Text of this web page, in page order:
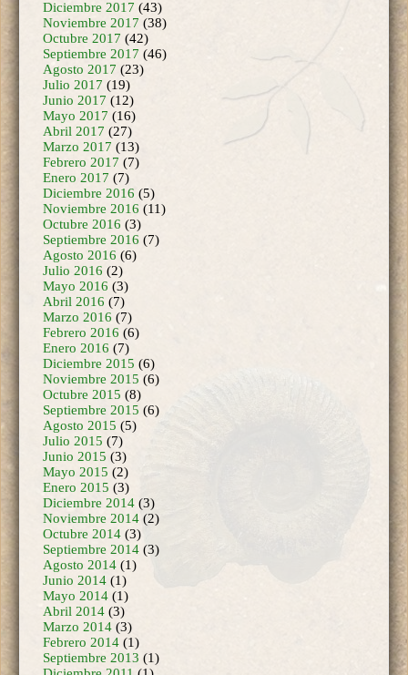
Agosto 2017(23)
Julio 2017(19)
Junio 2017(12)
Mayo 2017 (16)
Abril 2017(27)
Marzo 2017(13)
Febrero 2017 (7)
Enero 2017 (7)
Diciembre 2016
Noviembre 2016
Octubre 2016(3)
Septiembre 2016
Agosto 2016(6)
Julio 2016(2)
Mayo 2016(3)
Abril 2016(7)
Marzo 2016(7)
Febrero 2016(6)
Enero 2016(7)
Diciembre 2015
Noviembre 2015
Octubre 2015(8)
Septiembre 2015
Agosto 2015(5)
Julio 2015(7)
Junio 2015(3)
Mayo 2015 (2)
Enero 2015 (3)
Diciembre 2014
Noviembre 2014
Octubre 2014(3)
Septiembre 2014
Agosto 2014(1)
Junio 2014 (1)
Mayo 2014(1)
Abril 2014(3)
Marzo 2014(3)
Febrero 2014(1)
Septiembre 2013
Diciembre 2011